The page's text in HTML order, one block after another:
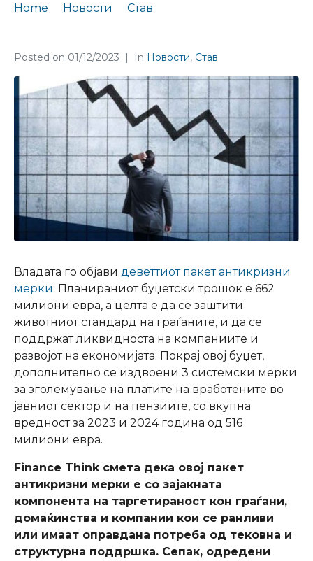
Home Новости
Став
Posted on 01/12/2023 In Новости, Став
Владата го објави деветтиот пакет антикризни
мерки. Планираниот буџетски трошок е 662
милиони евра, а целта е да се заштити
животниот стандард на граѓаните, и да се
поддржат ликвидноста на компаниите и
развојот на економијата. Покрај овој буџет,
дополнително се издвоени 3 системски мерки
за зголемување на платите на вработените во
јавниот сектор и на пензиите, со вкупна
вредност за 2023 и 2024 година од 516
милиони евра.
Finance Think смета дека овој пакет
антикризни мерки е со зајакната
компонента на таргетираност кон граѓани,
домаќинства и компании кои се ранливи
или имаат оправдана потреба од тековна и
структурна поддршка. Сепак, одредени